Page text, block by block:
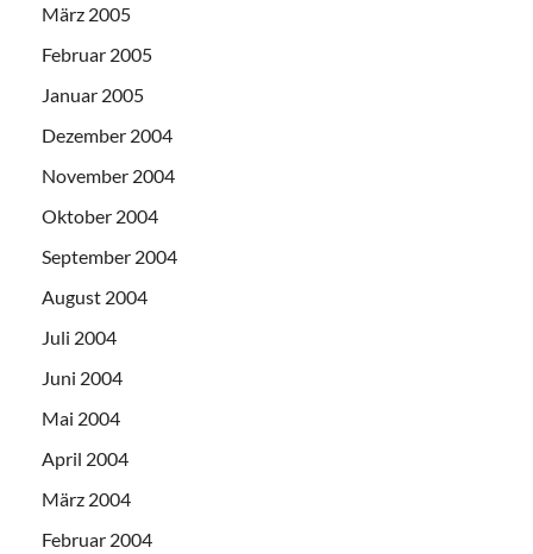
März 2005
Februar 2005
Januar 2005
Dezember 2004
November 2004
Oktober 2004
September 2004
August 2004
Juli 2004
Juni 2004
Mai 2004
April 2004
März 2004
Februar 2004